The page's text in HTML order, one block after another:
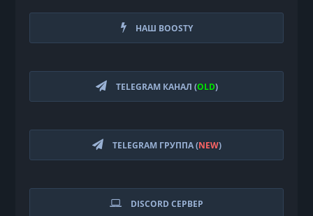
НАШ BOOSTY
TELEGRAM КАНАЛ (OLD)
TELEGRAM ГРУППА (NEW)
DISCORD СЕРВЕР